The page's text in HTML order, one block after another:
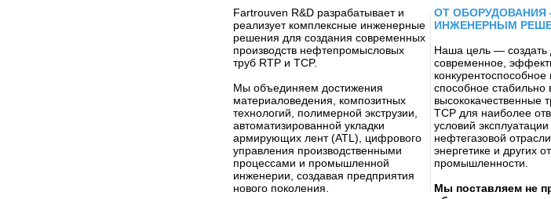
Fartrouven R&D разрабатывает и
реализует комплексные инженерные
решения для создания современных
производств нефтепромысловых
труб RTP и TCP.
Мы объединяем достижения
материаловедения, композитных
технологий, полимерной экструзии,
автоматизированной укладки
армирующих лент (ATL), цифрового
управления производственными
процессами и промышленной
инженерии, создавая предприятия
нового поколения.
ОТ ОБОРУДОВАНИЯ
ИНЖЕНЕРНЫМ
Наша цель — создать
современное,
конкурентоспособное
способное стабильно
высококачественные
TCP для наиболее
условий эксплуатации
нефтегазовой
энергетике и других
промышленности.
Мы поставляем не